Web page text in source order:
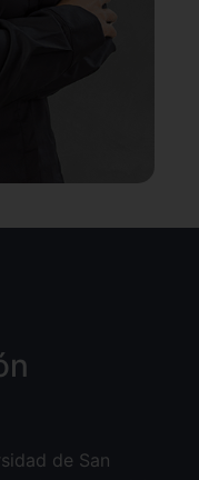
de San